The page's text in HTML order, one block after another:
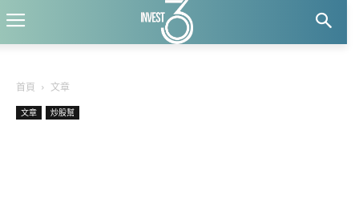
首頁 文章
文章 炒股幫